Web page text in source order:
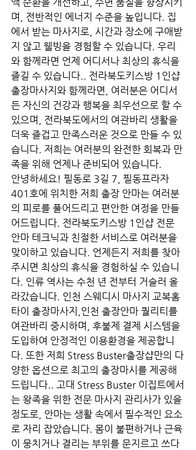
며, 전반적인 에너지 수준을 높입니다. 집
에서 받는 마사지로, 시간과 장소에 구애받
지 않고 웰빙을 경험할 수 있습니다. 우리
와 함께라면 언제 어디서나 최상의 휴식을
즐길 수 있습니다.. 전라북도키스방 1인샵
출장마사지와 함께라면, 여러분은 어디서
든 자신의 건강과 행복을 최우선으로 할 수
있으며, 전라북도에서의 여관바리 생활을
더욱 즐겁고 만족스러운 것으로 만들 수 있
습니다. 저희는 여러분의 완전한 회복과 만
족을 위해 언제나 준비되어 있습니다.
안녕하세요! 필동로 3길 7, 필동프라자
401호에 위치한 저희 출장 안마는 여러분
의 피로를 풀어드리고 편안한 여정을 만들
어드립니다. 전라북도키스방 1인샵 전문
안마 테크닉과 친절한 서비스로 여러분을
맞이하고 있습니다. 언제든지 저희를 찾아
주시면 최상의 휴식을 경험하실 수 있습니
다. 인류 역사는 수천 년 전부터 거슬러 올
라갔습니다. 인천 스웨디시 마사지 교복홈
타이 출장마사지,인천 출장안마 퀄리티를
여관바리 중시하며, 후불제 결제 시스템을
도입하여 안정적인 이용환경을 제공합니
다. 또한 저희 Stress Buster출장샵만의 다
양한 옵션으로 최고의 출장마시를 제공해
드립니다.. 고대 Stress Buster 이집트에서
는 왕족을 위한 전문 마사지 관리사가 있을
정도로, 안마는 생활 속에서 필수적인 요소
로 자리 잡았습니다. 몸이 불편하거나 근육
이 뭉치거나 결리는 부위를 문지르고 쓰다